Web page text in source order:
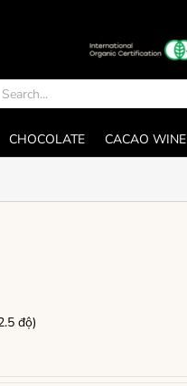
CHOCOLATE CACAO WINE
độ)